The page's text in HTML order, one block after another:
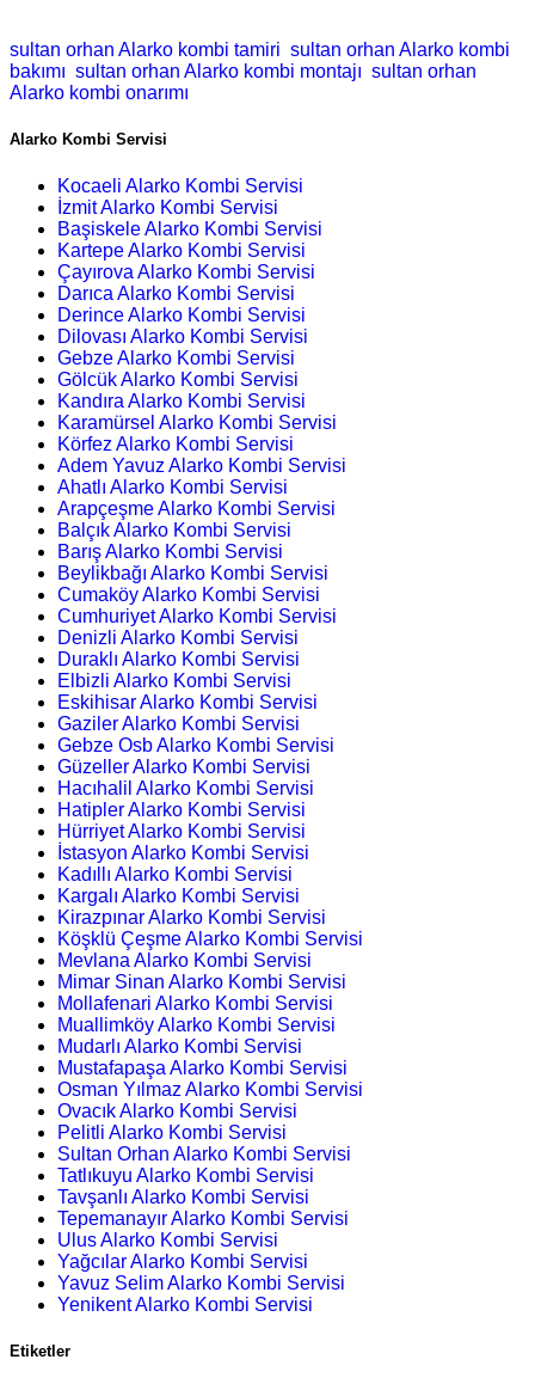
sultan orhan Alarko kombi tamiri sultan orhan Alarko kombi
bakımı sultan orhan Alarko kombi montajı sultan orhan
Alarko kombi onarımı
Alarko Kombi Servisi
Kocaeli Alarko Kombi Servisi
İzmit Alarko Kombi Servisi
Başiskele Alarko Kombi Servisi
Kartepe Alarko Kombi Servisi
Çayırova Alarko Kombi Servisi
Darıca Alarko Kombi Servisi
Derince Alarko Kombi Servisi
Dilovası Alarko Kombi Servisi
Gebze Alarko Kombi Servisi
Gölcük Alarko Kombi Servisi
Kandıra Alarko Kombi Servisi
Karamürsel Alarko Kombi Servisi
Körfez Alarko Kombi Servisi
Adem Yavuz Alarko Kombi Servisi
Ahatlı Alarko Kombi Servisi
Arapçeşme Alarko Kombi Servisi
Balçık Alarko Kombi Servisi
Barış Alarko Kombi Servisi
Beylikbağı Alarko Kombi Servisi
Cumaköy Alarko Kombi Servisi
Cumhuriyet Alarko Kombi Servisi
Denizli Alarko Kombi Servisi
Duraklı Alarko Kombi Servisi
Elbizli Alarko Kombi Servisi
Eskihisar Alarko Kombi Servisi
Gaziler Alarko Kombi Servisi
Gebze Osb Alarko Kombi Servisi
Güzeller Alarko Kombi Servisi
Hacıhalil Alarko Kombi Servisi
Hatipler Alarko Kombi Servisi
Hürriyet Alarko Kombi Servisi
İstasyon Alarko Kombi Servisi
Kadıllı Alarko Kombi Servisi
Kargalı Alarko Kombi Servisi
Kirazpınar Alarko Kombi Servisi
Köşklü Çeşme Alarko Kombi Servisi
Mevlana Alarko Kombi Servisi
Mimar Sinan Alarko Kombi Servisi
Mollafenari Alarko Kombi Servisi
Muallimköy Alarko Kombi Servisi
Mudarlı Alarko Kombi Servisi
Mustafapaşa Alarko Kombi Servisi
Osman Yılmaz Alarko Kombi Servisi
Ovacık Alarko Kombi Servisi
Pelitli Alarko Kombi Servisi
Sultan Orhan Alarko Kombi Servisi
Tatlıkuyu Alarko Kombi Servisi
Tavşanlı Alarko Kombi Servisi
Tepemanayır Alarko Kombi Servisi
Ulus Alarko Kombi Servisi
Yağcılar Alarko Kombi Servisi
Yavuz Selim Alarko Kombi Servisi
Yenikent Alarko Kombi Servisi
Etiketler